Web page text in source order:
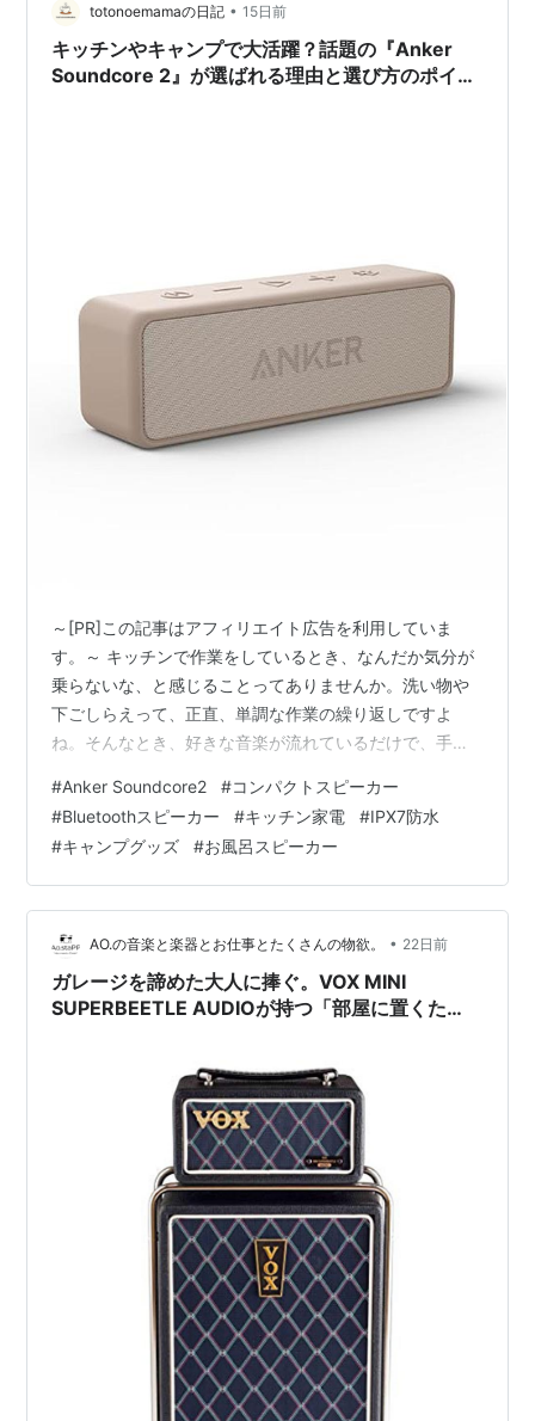
totonoemamaの日記 • 15日前
キッチンやキャンプで大活躍？話題の『Anker
Soundcore 2』が選ばれる理由と選び方のポイン
～[PR]この記事はアフィリエイト広告を利用していま
す。～ キッチンで作業をしているとき、なんだか気分が
乗らないな、と感じることってありませんか。洗い物や
下ごしらえって、正直、単調な作業の繰り返しですよ
ね。そんなとき、好きな音楽が流れているだけで、手の
大きめのスピーカーをキッチンの飾り棚に置いているの
ですが、サイズ感がどうにも主張しすぎていて、インテ
リアの雰囲気を邪魔してしまっているのが悩みでした。
もっとコンパクトで、置いていても気にならないものは
ないかなと探していたところ、見つけたのが今回ご紹介
するAnker Soundcore 2です。 …
#Anker Soundcore2 #コンパクトスピーカー
#Bluetoothスピーカー #キッチン家電 #IPX7防水
#キャンプグッズ #お風呂スピーカー
AO.の音楽と楽器とお仕事とたくさんの物欲。 • 22日前
ガレージを諦めた大人に捧ぐ。VOX MINI
SUPERBEETLE AUDIOが持つ「部屋に置くた